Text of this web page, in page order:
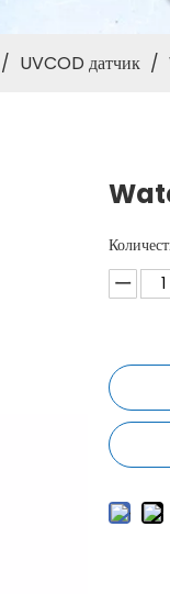
/ UVCOD датчик /